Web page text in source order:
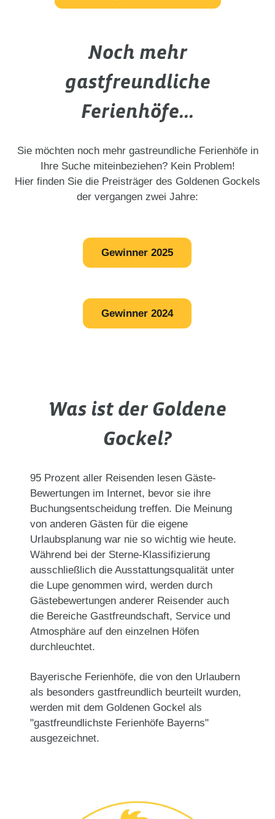
Noch mehr
gastfreundliche
Ferienhöfe...
Sie möchten noch mehr gastreundliche Ferienhöfe in
Ihre Suche miteinbeziehen? Kein Problem!
Hier finden Sie die Preisträger des Goldenen Gockels
der vergangen zwei Jahre:
Gewinner 2025
Gewinner 2024
Was ist der Goldene
Gockel?
95 Prozent aller Reisenden lesen Gäste-
Bewertungen im Internet, bevor sie ihre
Buchungsentscheidung treffen. Die Meinung
von anderen Gästen für die eigene
Urlaubsplanung war nie so wichtig wie heute.
Während bei der Sterne-Klassifizierung
ausschließlich die Ausstattungsqualität unter
die Lupe genommen wird, werden durch
Gästebewertungen anderer Reisender auch
die Bereiche Gastfreundschaft, Service und
Atmosphäre auf den einzelnen Höfen
durchleuchtet.
Bayerische Ferienhöfe, die von den Urlaubern
als besonders gastfreundlich beurteilt wurden,
werden mit dem Goldenen Gockel als
"gastfreundlichste Ferienhöfe Bayerns"
ausgezeichnet.